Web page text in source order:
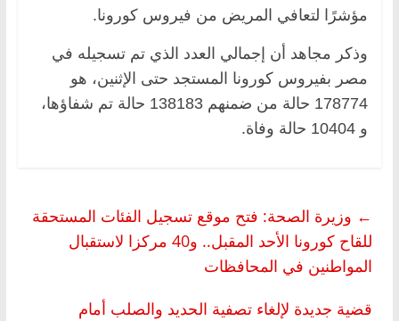
مؤشرًا لتعافي المريض من فيروس كورونا.
وذكر مجاهد أن إجمالي العدد الذي تم تسجيله في
مصر بفيروس كورونا المستجد حتى الإثنين، هو
178774 حالة من ضمنهم 138183 حالة تم شفاؤها،
و 10404 حالة وفاة.
← وزيرة الصحة: فتح موقع تسجيل الفئات المستحقة
للقاح كورونا الأحد المقبل.. و40 مركزا لاستقبال
المواطنين في المحافظات
قضية جديدة لإلغاء تصفية الحديد والصلب أمام